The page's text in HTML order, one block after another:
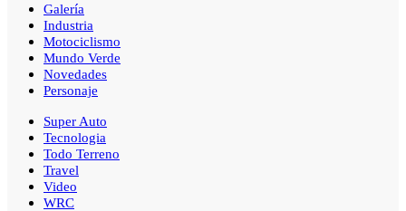
Galería
Industria
Motociclismo
Mundo Verde
Novedades
Personaje
Super Auto
Tecnologia
Todo Terreno
Travel
Video
WRC